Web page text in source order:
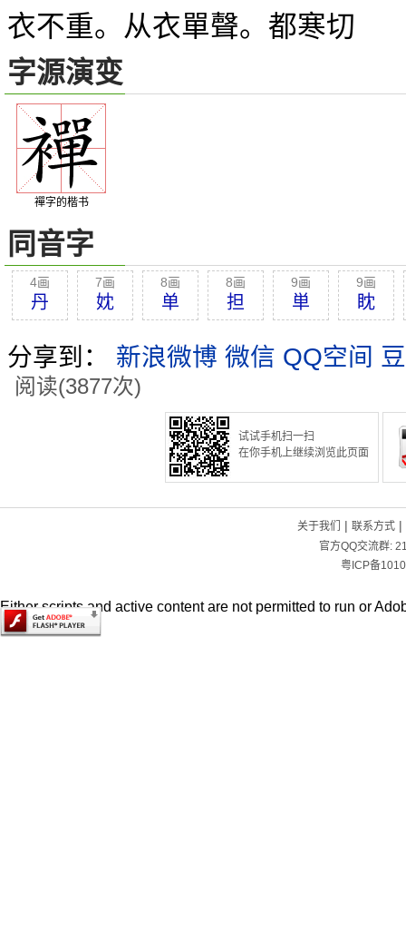
衣不重。从衣單聲。都寒切
字源演变
襌字的楷书
同音字
4画
丹
7画
妉
8画
单
8画
担
9画
単
9画
眈
分享到： 新浪微博 微信 QQ空间
阅读(3877次)
试试手机扫一扫
在你手机上继续浏览此页面
关于我们 | 联系方式|
官方QQ交流群:
粤ICP备
Either scripts and active content are not permitted to run or